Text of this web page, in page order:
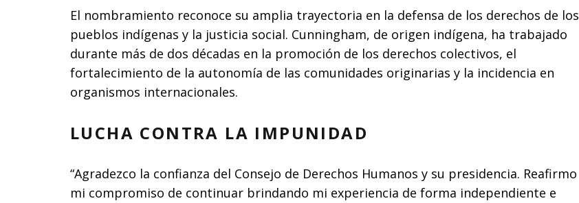
El nombramiento reconoce su amplia trayectoria en la defensa de los derechos de los
pueblos indígenas y la justicia social. Cunningham, de origen indígena, ha trabajado
durante más de dos décadas en la promoción de los derechos colectivos, el
fortalecimiento de la autonomía de las comunidades originarias y la incidencia en
organismos internacionales.
LUCHA CONTRA LA IMPUNIDAD
“Agradezco la confianza del Consejo de Derechos Humanos y su presidencia. Reafirmo
mi compromiso de continuar brindando mi experiencia de forma independiente e